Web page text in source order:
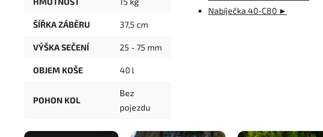
ŠÍŘKA ZÁBĚRU 37,5 cm
VÝŠKA SEČENÍ 25 - 75 mm
OBJEM KOŠE 40 l
POHON KOL
Bez
pojezdu
Nabíječka 40-C80 ►